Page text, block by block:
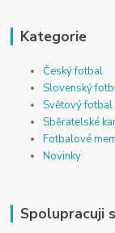
Kategorie
Český fotbal
Slovenský
Světový fotbal
Sběratelské
Fotbalové
Novinky
Spolupracuji s